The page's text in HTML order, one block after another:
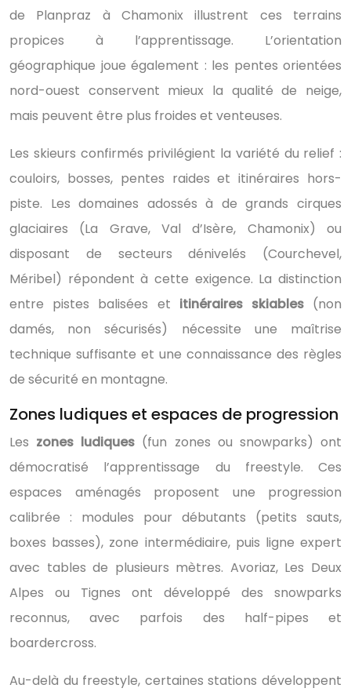
de Planpraz à Chamonix illustrent ces terrains
propices à l’apprentissage. L’orientation
géographique joue également : les pentes orientées
nord-ouest conservent mieux la qualité de neige,
mais peuvent être plus froides et venteuses.
Les skieurs confirmés privilégient la variété du relief :
couloirs, bosses, pentes raides et itinéraires hors-
piste. Les domaines adossés à de grands cirques
glaciaires (La Grave, Val d’Isère, Chamonix) ou
disposant de secteurs dénivelés (Courchevel,
Méribel) répondent à cette exigence. La distinction
entre pistes balisées et itinéraires skiables(non
damés, non sécurisés) nécessite une maîtrise
technique suffisante et une connaissance des règles
de sécurité en montagne.
Zones ludiques et espaces de progression
Les zones ludiques (fun zones ou snowparks) ont
démocratisé l’apprentissage du freestyle. Ces
espaces aménagés proposent une progression
calibrée : modules pour débutants (petits sauts,
boxes basses), zone intermédiaire, puis ligne expert
avec tables de plusieurs mètres. Avoriaz, Les Deux
Alpes ou Tignes ont développé des snowparks
reconnus, avec parfois des half-pipes et
boardercross.
Au-delà du freestyle, certaines stations développent